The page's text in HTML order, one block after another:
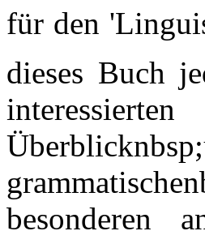
für den
dieses Buch
besonderen